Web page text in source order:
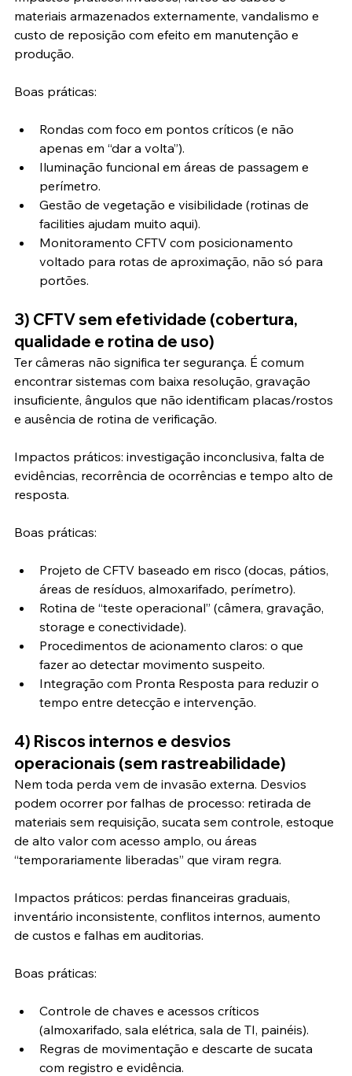
materiais armazenados externamente, vandalismo e
custo de reposição com efeito em manutenção e
produção.
Boas práticas:
Rondas com foco em pontos críticos (e não
apenas em “dar a volta”).
Iluminação funcional em áreas de passagem e
perímetro.
Gestão de vegetação e visibilidade (rotinas de
facilities ajudam muito aqui).
Monitoramento CFTV com posicionamento
voltado para rotas de aproximação, não só para
portões.
3) CFTV sem efetividade (cobertura,
qualidade e rotina de uso)
Ter câmeras não significa ter segurança. É comum
encontrar sistemas com baixa resolução, gravação
insuficiente, ângulos que não identificam placas/rostos
e ausência de rotina de verificação.
Impactos práticos: investigação inconclusiva, falta de
evidências, recorrência de ocorrências e tempo alto de
resposta.
Boas práticas:
Projeto de CFTV baseado em risco (docas, pátios,
áreas de resíduos, almoxarifado, perímetro).
Rotina de “teste operacional” (câmera, gravação,
storage e conectividade).
Procedimentos de acionamento claros: o que
fazer ao detectar movimento suspeito.
Integração com Pronta Resposta para reduzir o
tempo entre detecção e intervenção.
4) Riscos internos e desvios
operacionais (sem rastreabilidade)
Nem toda perda vem de invasão externa. Desvios
podem ocorrer por falhas de processo: retirada de
materiais sem requisição, sucata sem controle, estoque
de alto valor com acesso amplo, ou áreas
“temporariamente liberadas” que viram regra.
Impactos práticos: perdas financeiras graduais,
inventário inconsistente, conflitos internos, aumento
de custos e falhas em auditorias.
Boas práticas:
Controle de chaves e acessos críticos
(almoxarifado, sala elétrica, sala de TI, painéis).
Regras de movimentação e descarte de sucata
com registro e evidência.